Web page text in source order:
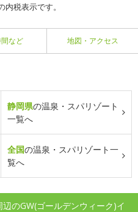
税表示です。
など 地図・アクセス
静岡県の温泉・スパリゾート
一覧へ
全国の温泉・スパリゾート一
覧へ
のGW(ゴールデンウィーク)イ